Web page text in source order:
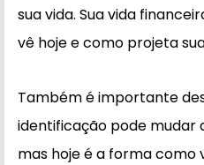
sua vida. Sua vida
vê hoje e como projeta
Também é importante
identificação pode mudar
mas hoje é a forma como